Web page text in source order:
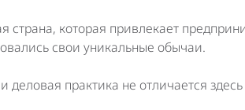
которая привлекает
свои уникальные обычаи.
практика не отличается